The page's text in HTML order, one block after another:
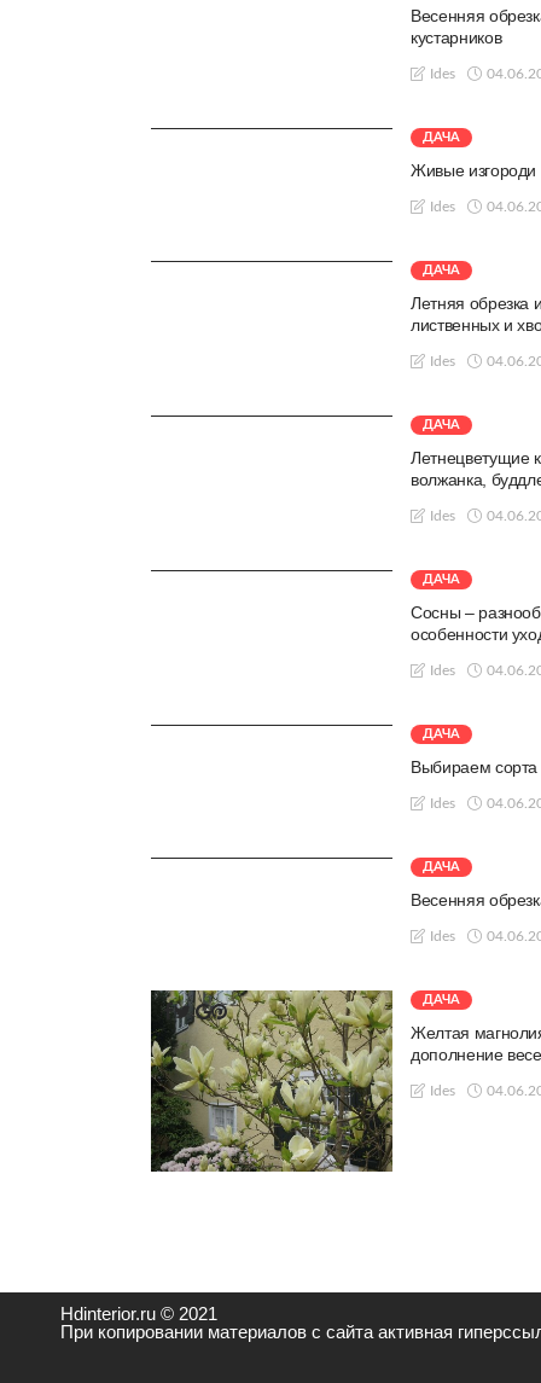
Весенняя
кустарников
Ides
ДАЧА
Живые изгороди
Ides
ДАЧА
Летняя обрезка
лиственных и
Ides
ДАЧА
Летнецветущие
волжанка,
Ides
ДАЧА
Сосны –
особенности
Ides
ДАЧА
Выбираем сорта
Ides
ДАЧА
Весенняя
Ides
ДАЧА
Желтая
дополнение
Ides
Hdinterior.ru © 2021
При копировании материалов с сайта активная